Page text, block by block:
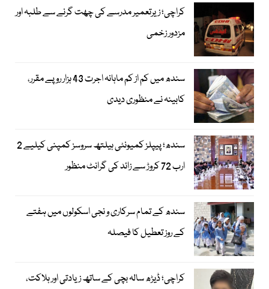
کراچی؛ زیرتعمیر مدرسے کی چھت گرنے سے طلبہ اور
مزدور زخمی
سندھ میں کم از کم ماہانہ اجرت 43 ہزار روپے مقرر،
کابینہ نے منظوری دیدی
سندھ؛ پیپلز کمیونٹی ہیلتھ سروسز کمپنی کیلیے 2
ارب 72 کروڑ سے زائد کی گرانٹ منظور
سندھ کے تمام سرکاری و نجی اسکولوں میں ہفتے
کے روز تعطیل کا فیصلہ
کراچی؛ ڈیڑھ سالہ بچی کے ساتھ زیادتی اور ہلاکت،